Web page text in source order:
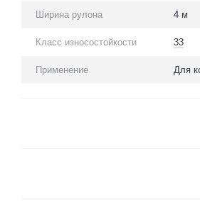
Ширина рулона 4 м
Класс износостойкости 33
Применение Для